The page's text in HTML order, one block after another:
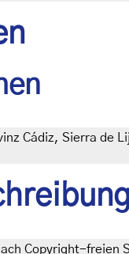
Cádiz, Sierra de
Copyright-freien